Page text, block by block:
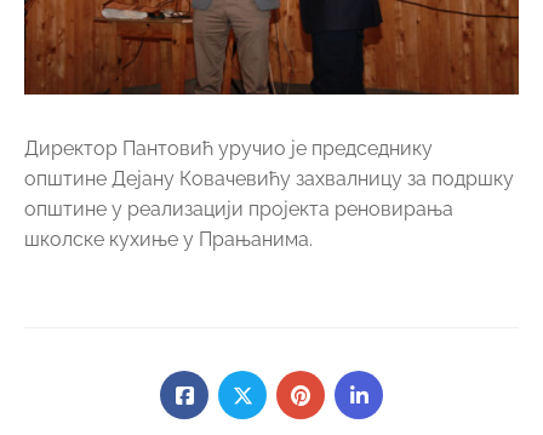
Директор Пантовић уручио је председнику
општине Дејану Ковачевићу захвалницу за подршку
општине у реализацији пројекта реновирања
школске кухиње у Прањанима.